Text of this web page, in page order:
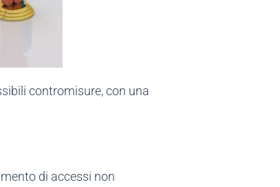
contromisure, con una
di accessi non